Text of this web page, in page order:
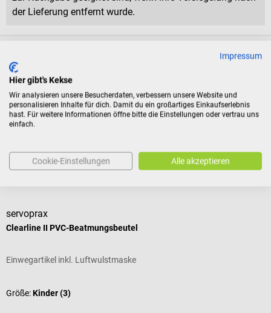
der Lieferung entfernt wurde.
Dokumente
servoprax
Clearline II PVC-Beatmungsbeutel
Einwegartikel inkl. Luftwulstmaske
Größe:Kinder (3)
Impressum
Hier gibt's Kekse
Wir analysieren unsere Besucherdaten, verbessern unsere Website und
personalisieren Inhalte für dich. Damit du ein großartiges Einkaufserlebnis
hast. Für weitere Informationen öffne bitte die Einstellungen oder vertrau uns
einfach.
Cookie-Einstellungen Alle akzeptieren